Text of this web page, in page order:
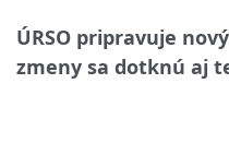
ÚRSO pripravuje
zmeny sa dotknú aj